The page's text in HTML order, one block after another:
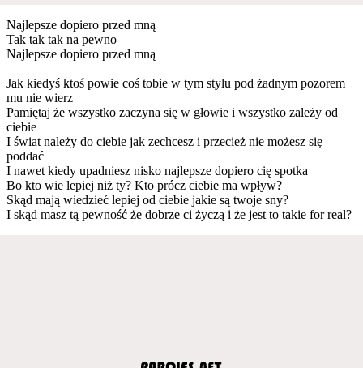
Najlepsze dopiero przed mną
Tak tak tak na pewno
Najlepsze dopiero przed mną
Jak kiedyś ktoś powie coś tobie w tym stylu pod żadnym pozorem
mu nie wierz
Pamiętaj że wszystko zaczyna się w głowie i wszystko zależy od
ciebie
I świat należy do ciebie jak zechcesz i przecież nie możesz się
poddać
I nawet kiedy upadniesz nisko najlepsze dopiero cię spotka
Bo kto wie lepiej niż ty? Kto prócz ciebie ma wpływ?
Skąd mają wiedzieć lepiej od ciebie jakie są twoje sny?
I skąd masz tą pewność że dobrze ci życzą i że jest to takie for real?